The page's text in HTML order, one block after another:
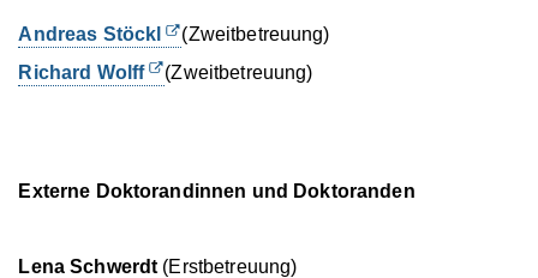
Andreas Stöckl
(Zweitbetreuung)
Richard Wolff
(Zweitbetreuung)
Externe Doktorandinnen und Doktoranden
Lena Schwerdt (Erstbetreuung)